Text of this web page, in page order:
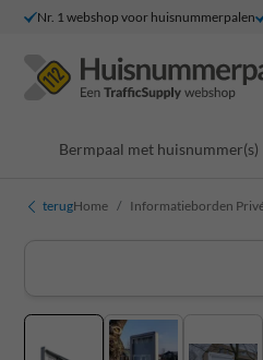
Nr. 1 webshop voor huisnummerpalen
Bermpaal met huisnummer(s)
terugHome Informatieborden